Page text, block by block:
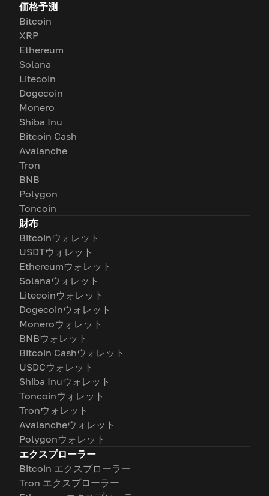
価格予測
Bitcoin
XRP
Ethereum
Solana
Litecoin
Dogecoin
Monero
Shiba Inu
Bitcoin Cash
Avalanche
Tron
BNB
Polygon
Toncoin
財布
Bitcoinウォレット
USDTウォレット
Ethereumウォレット
Solanaウォレット
Litecoinウォレット
Dogecoinウォレット
Moneroウォレット
BNBウォレット
Bitcoin Cashウォレット
USDCウォレット
Shiba Inuウォレット
Toncoinウォレット
Tronウォレット
Avalancheウォレット
Polygonウォレット
エクスプローラー
Bitcoin エクスプローラー
Tron エクスプローラー